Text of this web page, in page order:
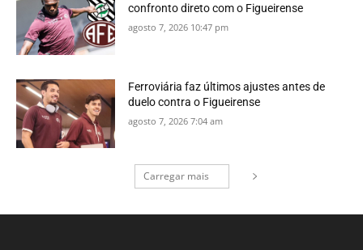
confronto direto com o Figueirense
agosto 7, 2026 10:47 pm
Ferroviária faz últimos ajustes antes de
duelo contra o Figueirense
agosto 7, 2026 7:04 am
Carregar mais